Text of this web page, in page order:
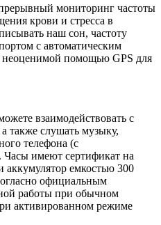
мониторинг частоты
крови и стресса в
наш сон, частоту
с автоматическим
неоценимой помощью GPS для
взаимодействовать с
также слушать музыку,
телефона (с
имеют сертификат на
аккумулятор емкостью 300
официальным
работы при обычном
активированном режиме